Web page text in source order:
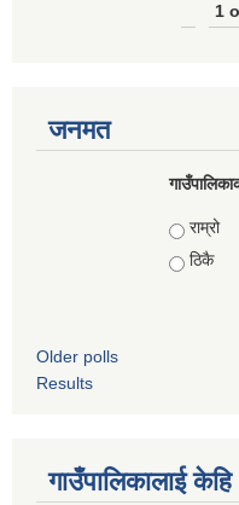
1
जनमत
Choices
राम्रो
ठिकै
Older polls
Results
गाउँपालिकालाई